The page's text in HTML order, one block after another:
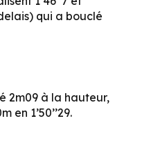
qui a bouclé
2m09 à la hauteur,
1’50’’29.